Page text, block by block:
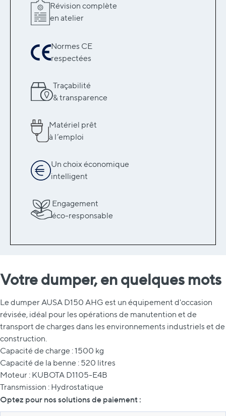
Révision complète
en atelier
Normes CE
respectées
Traçabilité
& transparence
Matériel prêt
à l’emploi
Un choix économique
intelligent
Engagement
éco-responsable
Votre dumper, en quelques mots
Le dumper AUSA D150 AHG est un équipement d'occasion
révisée, idéal pour les opérations de manutention et de
transport de charges dans les environnements industriels et de
construction.
Capacité de charge : 1500 kg
Capacité de la benne : 520 litres
Moteur : KUBOTA D1105-E4B
Transmission : Hydrostatique
Optez pour nos solutions de paiement :